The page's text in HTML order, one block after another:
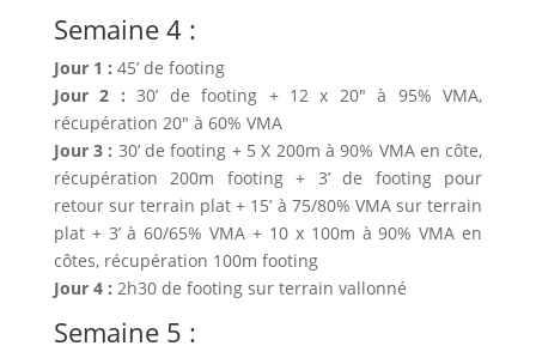
Semaine 4 :
Jour 1 : 45’ de footing
Jour 2 : 30’ de footing + 12 x 20″ à 95% VMA,
récupération 20″ à 60% VMA
Jour 3 : 30’ de footing + 5 X 200m à 90% VMA en côte,
récupération 200m footing + 3’ de footing pour
retour sur terrain plat + 15’ à 75/80% VMA sur terrain
plat + 3’ à 60/65% VMA + 10 x 100m à 90% VMA en
côtes, récupération 100m footing
Jour 4 : 2h30 de footing sur terrain vallonné
Semaine 5 :